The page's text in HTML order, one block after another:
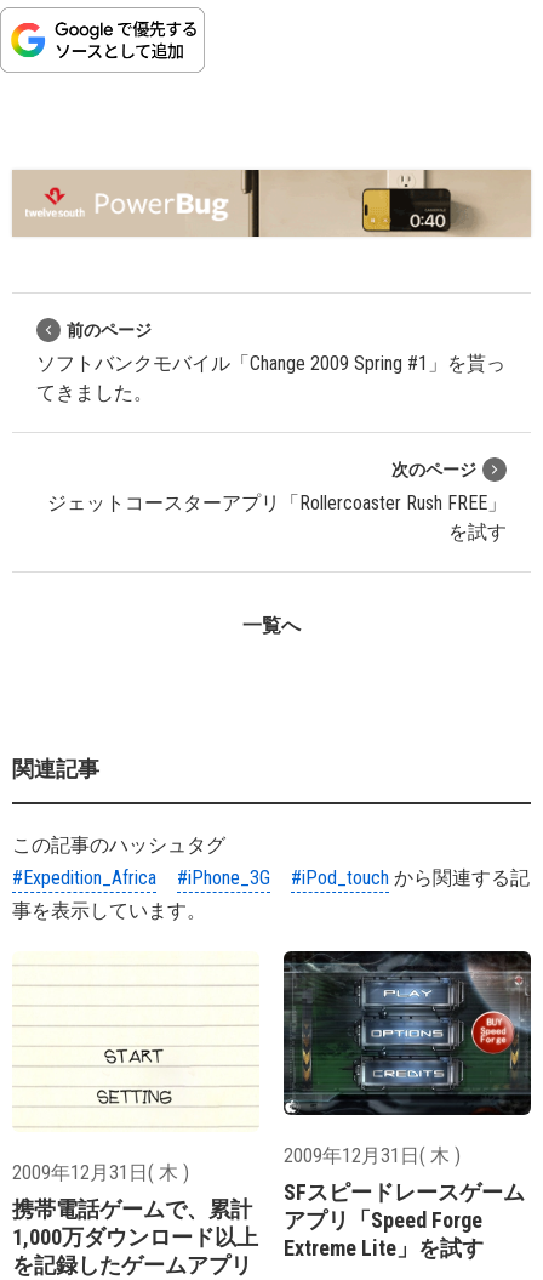
前のページ
ソフトバンクモバイル「Change 2009 Spring #1」を貰っ
てきました。
次のページ
ジェットコースターアプリ「Rollercoaster Rush FREE」
を試す
一覧へ
関連記事
この記事のハッシュタグ
#Expedition_Africa
#iPhone_3G #iPod_touch から関連する記
事を表示しています。
2009年12月31日( 木 )
携帯電話ゲームで、累計
1,000万ダウンロード以上
を記録したゲームアプリ
2009年12月31日( 木 )
SFスピードレースゲーム
アプリ「Speed Forge
Extreme Lite」を試す